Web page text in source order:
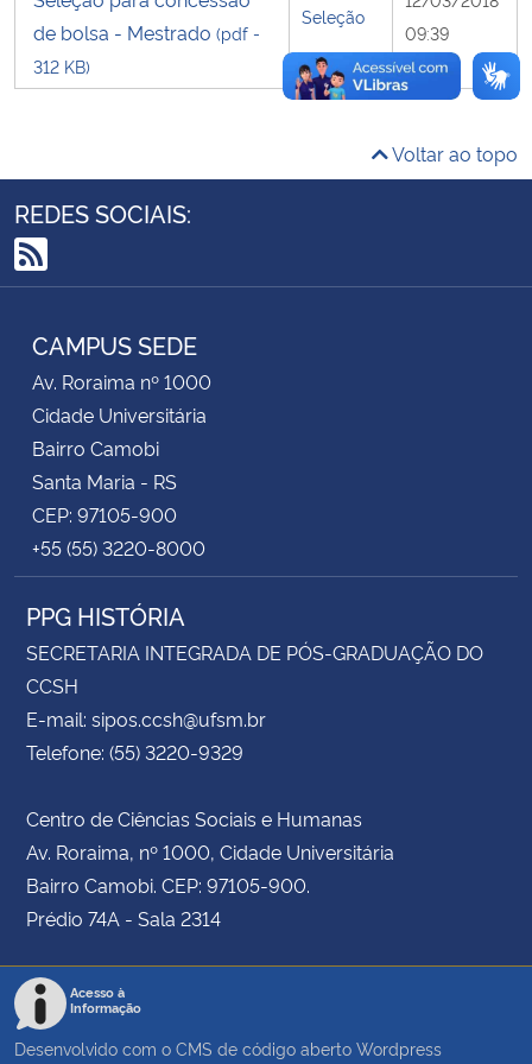
Gabinete de Segurança Institucional
Advocacia-Geral da União
de bolsa - Mestrado (pdf -
312 KB)
Seleção
09:39
Voltar ao topo
REDES SOCIAIS:
RSS
CAMPUS SEDE
Av. Roraima nº 1000
Cidade Universitária
Bairro Camobi
Santa Maria - RS
CEP: 97105-900
+55 (55) 3220-8000
PPG HISTÓRIA
SECRETARIA INTEGRADA DE PÓS-GRADUAÇÃO DO
CCSH
E-mail: sipos.ccsh@ufsm.br
Telefone: (55) 3220-9329
Centro de Ciências Sociais e Humanas
Av. Roraima, nº 1000, Cidade Universitária
Bairro Camobi. CEP: 97105-900.
Prédio 74A - Sala 2314
Acesso à
Informação
Desenvolvido com o CMS de código aberto Wordpress